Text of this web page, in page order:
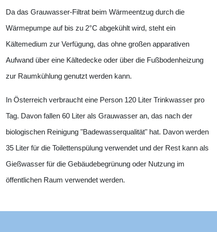
Da das Grauwasser-Filtrat beim Wärmeentzug durch die
Wärmepumpe auf bis zu 2°C abgekühlt wird, steht ein
Kältemedium zur Verfügung, das ohne großen apparativen
Aufwand über eine Kältedecke oder über die Fußbodenheizung
zur Raumkühlung genutzt werden kann.
In Österreich verbraucht eine Person 120 Liter Trinkwasser pro
Tag. Davon fallen 60 Liter als Grauwasser an, das nach der
biologischen Reinigung "Badewasserqualität" hat. Davon werden
35 Liter für die Toilettenspülung verwendet und der Rest kann als
Gießwasser für die Gebäudebegrünung oder Nutzung im
öffentlichen Raum verwendet werden.